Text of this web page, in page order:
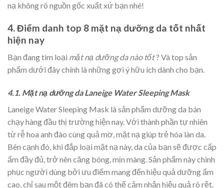
nạ không rõ nguồn gốc xuất xứ bạn nhé!
4. Điểm danh top 8 mặt nạ dưỡng da tốt nhất
hiện nay
Bạn đang tìm loại mặt nạ dưỡng da nào tốt? Và top sản
phẩm dưới đây chính là những gợi ý hữu ích dành cho bạn.
4.1. Mặt nạ dưỡng da Laneige Water Sleeping Mask
Laneige Water Sleeping Mask là sản phẩm dưỡng da bán
chạy hàng đầu thị trường hiện nay. Với thành phần tự nhiên
từ rễ hoa anh đào cùng quả mơ, mặt nạ giúp trẻ hóa làn da.
Bên cạnh đó, khi đắp loại mặt nạ này, da của bạn sẽ được cấp
ẩm đầy đủ, trở nên căng bóng, mịn màng. Sản phẩm này chinh
phục người dùng bởi ưu điểm mang đến hiệu quả dưỡng ẩm
cao, chỉ sau một đêm bạn đã có thể cảm nhận hiệu quả rõ rệt.